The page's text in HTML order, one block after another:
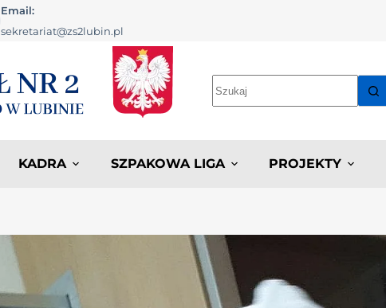
Email:
sekretariat@zs2lubin.pl
KADRA SZPAKOWA LIGA PROJEKTY